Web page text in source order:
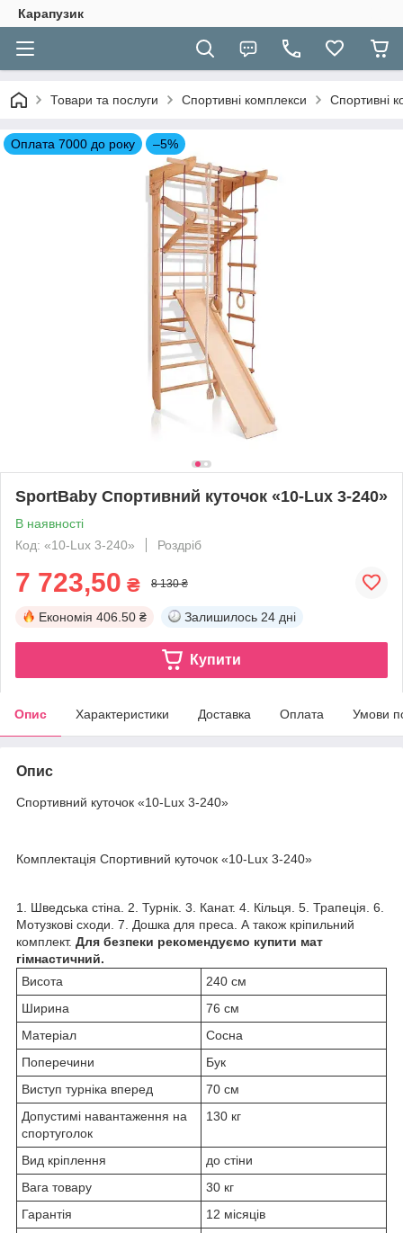
Карапузик
Товари та послуги Спортивні комплекси Спортивні
Оплата 7000 до року –5%
SportBaby Спортивний куточок «10-Lux 3-240»
В наявності
Код: «10-Lux 3-240»
Роздріб
7 723,50 ₴ 8 130 ₴
Економія 406.50 ₴ Залишилось 24 дні
Купити
Опис Характеристики Доставка Оплата Умови
Опис
Спортивний куточок «10-Lux 3-240»
Комплектація Спортивний куточок «10-Lux 3-240»
1. Шведська стіна. 2. Турнік. 3. Канат. 4. Кільця. 5. Трапеція. 6.
Мотузкові сходи. 7. Дошка для преса. А також кріпильний
комплект. Для безпеки рекомендуємо купити мат
гімнастичний.
Висота
240 см
Ширина
76 см
Матеріал
Сосна
Поперечини
Бук
Виступ турніка вперед
70 см
Допустимі навантаження на
спортуголок
130 кг
Вид кріплення
до стіни
Вага товару
30 кг
Гарантія
12 місяців